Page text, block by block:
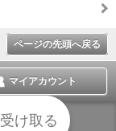
ページの先頭へ戻る
マイアカウント
PC版
受け取る